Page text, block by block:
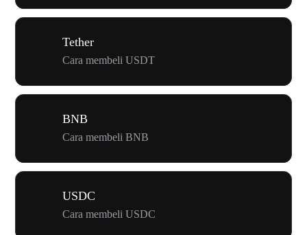
Tether
Cara membeli USDT
BNB
Cara membeli BNB
USDC
Cara membeli USDC